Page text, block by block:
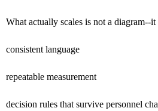
What actually scales is not a diagram--it
consistent language
repeatable measurement
decision rules that survive personnel